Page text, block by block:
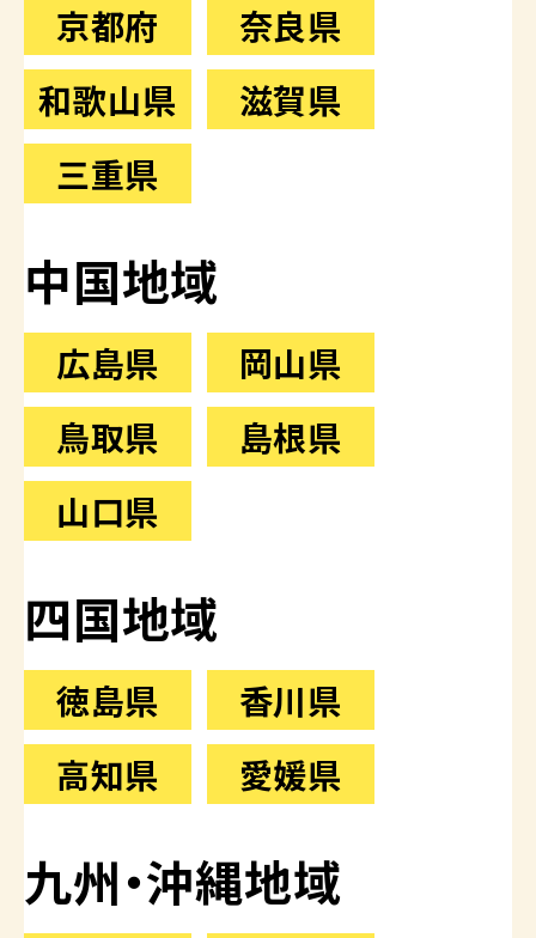
京都府
奈良県
和歌山県
滋賀県
三重県
中国地域
広島県
岡山県
鳥取県
島根県
山口県
四国地域
徳島県
香川県
高知県
愛媛県
九州・沖縄地域